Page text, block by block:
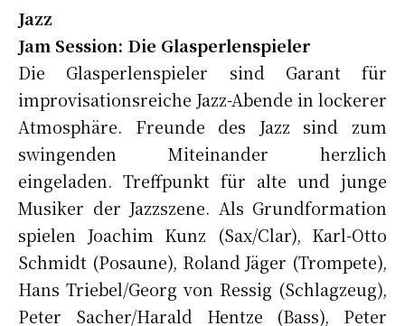
Jazz
Jam Session: Die Glasperlenspieler
Die Glasperlenspieler sind Garant für
improvisationsreiche Jazz-Abende in lockerer
Atmosphäre. Freunde des Jazz sind zum
swingenden Miteinander herzlich
eingeladen. Treffpunkt für alte und junge
Musiker der Jazzszene. Als Grundformation
spielen Joachim Kunz (Sax/Clar), Karl-Otto
Schmidt (Posaune), Roland Jäger (Trompete),
Hans Triebel/Georg von Ressig (Schlagzeug),
Peter Sacher/Harald Hentze (Bass), Peter